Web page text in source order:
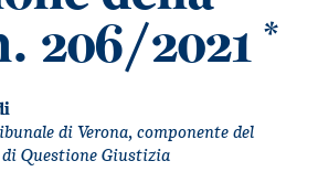
206/2021 *
di Verona, componente del
Questione Giustizia